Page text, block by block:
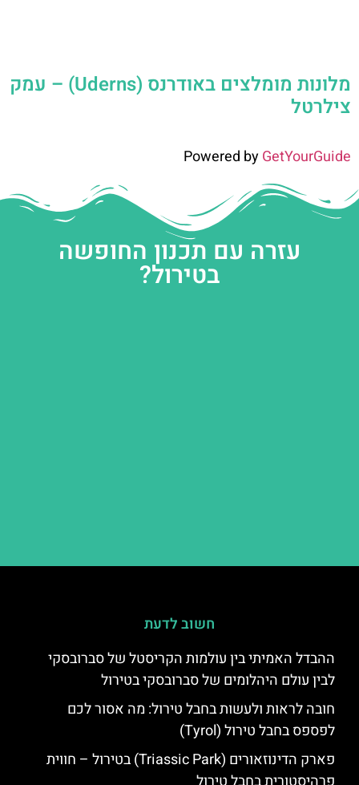
מלונות מומלצים באודרנס (Uderns) – עמק
צילרטל
Powered byGetYourGuide
עזרה עם תכנון החופשה
בטירול?
חשוב לדעת
ההבדל האמיתי בין עולמות הקריסטל של סברובסקי
לבין עולם היהלומים של סברובסקי בטירול
חובה לראות ולעשות בחבל טירול: מה אסור לכם
לפספס בחבל טירול (Tyrol)
פארק הדינוזאורים (Triassic Park) בטירול – חווית